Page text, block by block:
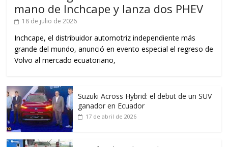
mano de Inchcape y lanza dos PHEV
18 de julio de 2026
Inchcape, el distribuidor automotriz independiente más
grande del mundo, anunció en evento especial el regreso de
Volvo al mercado ecuatoriano,
Suzuki Across Hybrid: el debut de un SUV
ganador en Ecuador
17 de abril de 2026